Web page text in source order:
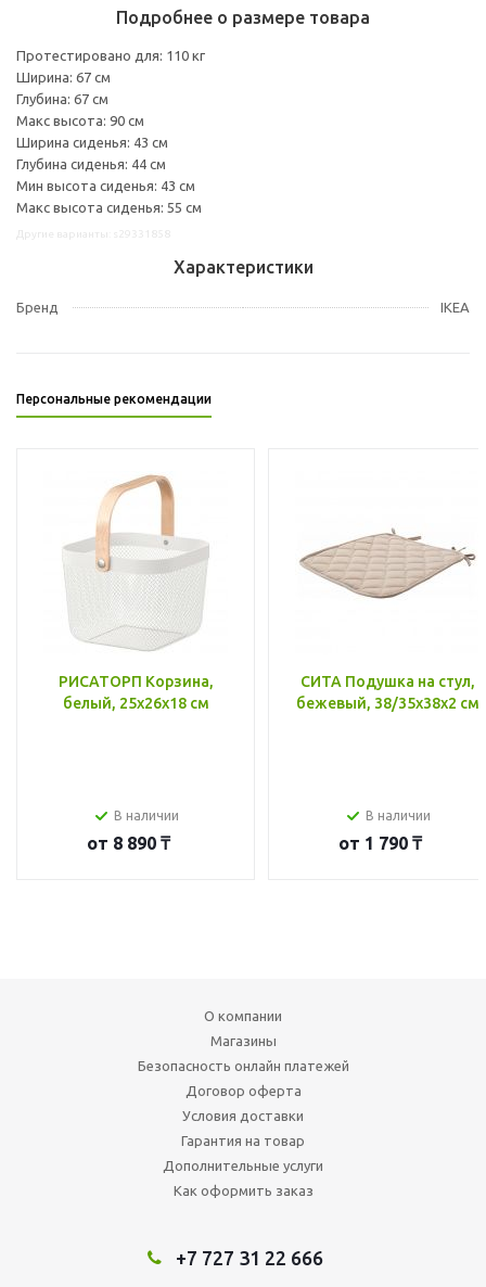
Подробнее о размере товара
Протестировано для: 110 кг
Ширина: 67 см
Глубина: 67 см
Макс высота: 90 см
Ширина сиденья: 43 см
Глубина сиденья: 44 см
Мин высота сиденья: 43 см
Макс высота сиденья: 55 см
Характеристики
Бренд IKEA
Персональные рекомендации
РИСАТОРП Корзина,
белый, 25x26x18 см
В наличии
от 8 890 ₸
СИТА Подушка на стул,
бежевый, 38/35x38x2 см
В наличии
от 1 790 ₸
О компании
Магазины
Безопасность онлайн платежей
Договор оферта
Условия доставки
Гарантия на товар
Дополнительные услуги
Как оформить заказ
+7 727 31 22 666